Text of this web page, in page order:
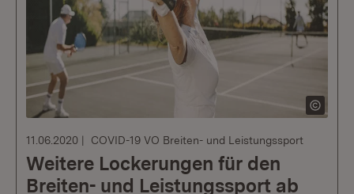
11.06.2020 COVID-19 VO Breiten- und Leistungssport
Weitere Lockerungen für den
Breiten- und Leistungssport ab